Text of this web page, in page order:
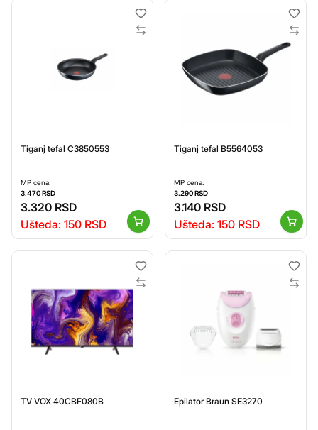
Tiganj tefal C3850553
MP cena:
3.470RSD
3.320 RSD
Ušteda: 150 RSD
Tiganj tefal B5564053
MP cena:
3.290RSD
3.140 RSD
Ušteda: 150 RSD
TV VOX 40CBF080B Epilator Braun SE3270